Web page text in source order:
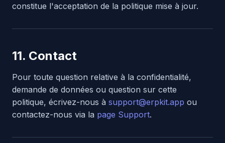
constitue l'acceptation de la politique mise à jour.
11. Contact
Pour toute question relative à la confidentialité,
demande de données ou question sur cette
politique, écrivez-nous à support@erpkit.app ou
contactez-nous via la page Support.